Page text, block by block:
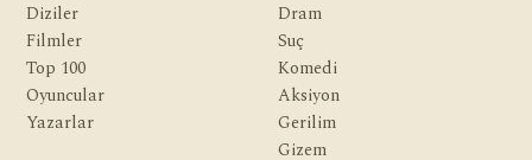
Diziler
Filmler
Top 100
Oyuncular
Yazarlar
Dram
Suç
Komedi
Aksiyon
Gerilim
Gizem